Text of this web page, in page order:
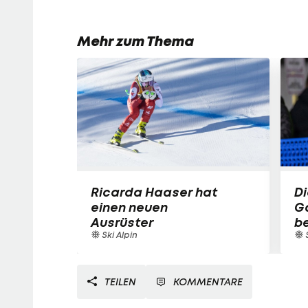
Mehr zum Thema
Ricarda Haaser hat
einen neuen
Ausrüster
Ski Alpin
TEILEN KOMMENTARE